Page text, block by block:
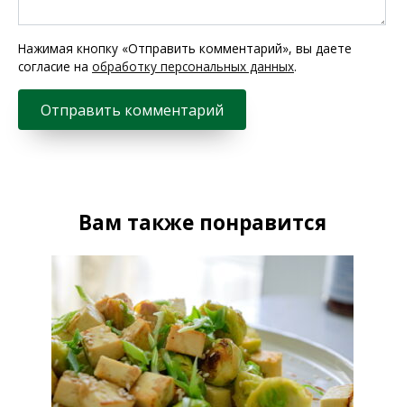
Нажимая кнопку «Отправить комментарий», вы даете
согласие на обработку персональных данных.
Вам также понравится